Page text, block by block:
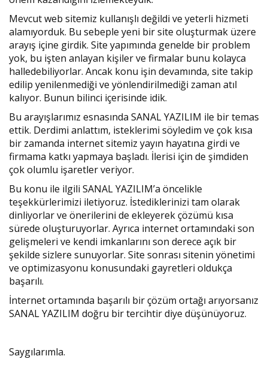
Mevcut web sitemiz kullanışlı değildi ve yeterli hizmeti
alamıyorduk. Bu sebeple yeni bir site oluşturmak üzere
arayış içine girdik. Site yapımında genelde bir problem
yok, bu işten anlayan kişiler ve firmalar bunu kolayca
halledebiliyorlar. Ancak konu işin devamında, site takip
edilip yenilenmediği ve yönlendirilmediği zaman atıl
kalıyor. Bunun bilinci içerisinde idik.
Bu arayışlarımız esnasında SANAL YAZILIM ile bir temas
ettik. Derdimi anlattım, isteklerimi söyledim ve çok kısa
bir zamanda internet sitemiz yayın hayatına girdi ve
firmama katkı yapmaya başladı. İlerisi için de şimdiden
çok olumlu işaretler veriyor.
Bu konu ile ilgili SANAL YAZILIM’a öncelikle
teşekkürlerimizi iletiyoruz. İstediklerinizi tam olarak
dinliyorlar ve önerilerini de ekleyerek çözümü kısa
sürede oluşturuyorlar. Ayrıca internet ortamındaki son
gelişmeleri ve kendi imkanlarını son derece açık bir
şekilde sizlere sunuyorlar. Site sonrası sitenin yönetimi
ve optimizasyonu konusundaki gayretleri oldukça
başarılı.
İnternet ortamında başarılı bir çözüm ortağı arıyorsanız
SANAL YAZILIM doğru bir tercihtir diye düşünüyoruz.
Saygılarımla.